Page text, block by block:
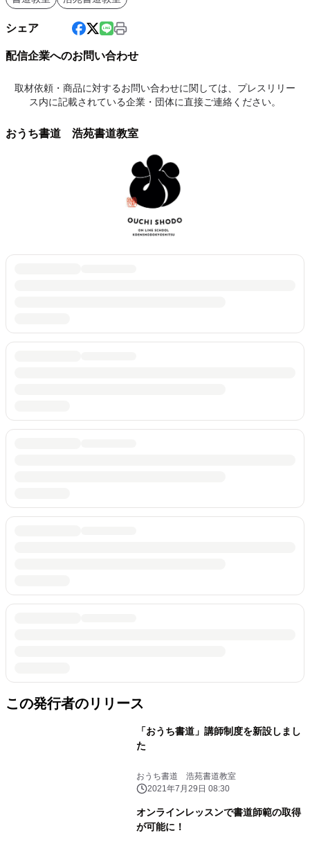
シェア
配信企業へのお問い合わせ
取材依頼・商品に対するお問い合わせに関しては、プレスリリー
ス内に記載されている企業・団体に直接ご連絡ください。
おうち書道 浩苑書道教室
この発行者のリリース
「おうち書道」講師制度を新設しまし
た
おうち書道 浩苑書道教室
2021年7月29日 08:30
オンラインレッスンで書道師範の取得
が可能に！